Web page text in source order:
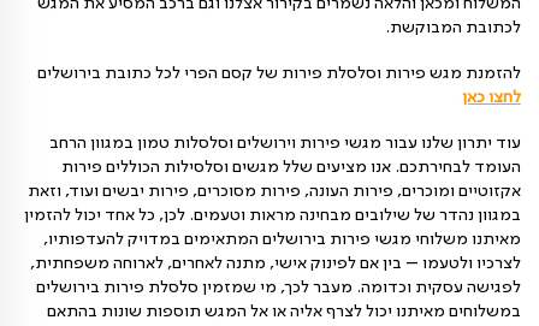
ייחודיות. כך לדוגמא, המגשים שלנו מעוצבים על ידי
ובתשומת לב מלאה לצבעים, למרקם, לגודל, לשילוב עם
למסר שהמגש מעביר ועוד. לכן המגשים והסלסלות שלנו הם
אומנות, המגרות את העין ומפתות לנגיסה בריאה.
בירושלים – איכות
מעל הכל